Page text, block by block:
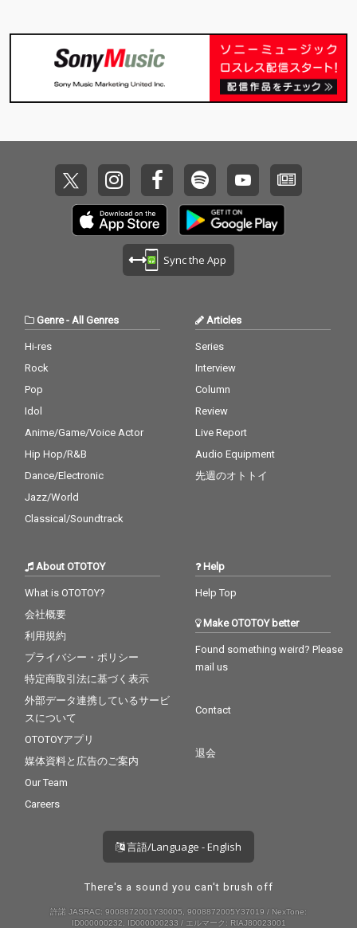
Sync the App
Genre- All Genres
Hi-res
Rock
Pop
Idol
Anime/Game/Voice Actor
Hip Hop/R&B
Dance/Electronic
Jazz/World
Classical/Soundtrack
Articles
Series
Interview
Column
Review
Live Report
Audio Equipment
先週のオトトイ
About OTOTOY
What is OTOTOY?
会社概要
利用規約
プライバシー・ポリシー
特定商取引法に基づく表示
外部データ連携しているサービ
スについて
OTOTOYアプリ
媒体資料と広告のご案内
Our Team
Careers
Help
Help Top
Make OTOTOY better
Found something weird? Please
mail us
Contact
退会
言語/Language - English
There's a sound you can't brush off
許諾 JASRAC: 9008872001Y30005, 9008872005Y37019 / NexTone:
ID000000232, ID000000233 / エルマーク: RIAJ80023001